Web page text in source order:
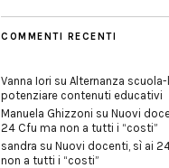
COMMENTI RECENTI
Vanna Iori su Alternanza
potenziare contenuti educativi
Manuela Ghizzoni su Nuovi
24 Cfu ma non a tutti i “costi”
sandra su Nuovi docenti, sì ai
non a tutti i “costi”